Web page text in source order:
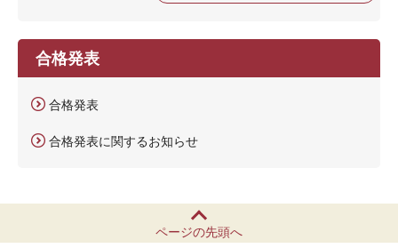
合格発表
合格発表
合格発表に関するお知らせ
ページの先頭へ